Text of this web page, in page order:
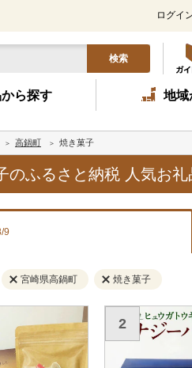
ログイ
検索
ら探す 地域
高鍋町 焼き菓子
のふるさと納税 人気お礼
9
宮崎県高鍋町 焼き菓子
2